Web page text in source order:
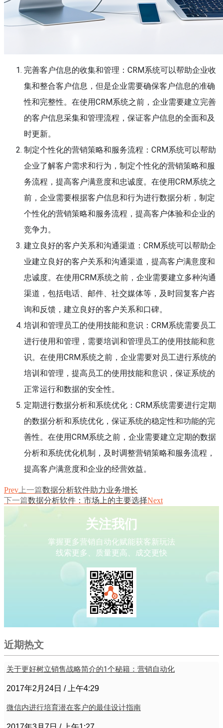
完善客户信息的收集和管理：CRM系统可以帮助企业收
集和整合客户信息，但是企业需要确保客户信息的准确
性和完整性。在使用CRM系统之前，企业需要建立完善
的客户信息采集和管理流程，保证客户信息的全面和及
时更新。
制定个性化的营销策略和服务流程：CRM系统可以帮助
企业了解客户需求和行为，制定个性化的营销策略和服
务流程，提高客户满意度和忠诚度。在使用CRM系统之
前，企业需要根据客户信息和行为进行数据分析，制定
个性化的营销策略和服务流程，提高客户体验和企业的
竞争力。
建立良好的客户关系和沟通渠道：CRM系统可以帮助企
业建立良好的客户关系和沟通渠道，提高客户满意度和
忠诚度。在使用CRM系统之前，企业需要建立多种沟通
渠道，包括电话、邮件、社交媒体等，及时回复客户咨
询和反馈，建立良好的客户关系和口碑。
培训和管理员工的使用技能和意识：CRM系统需要员工
进行使用和管理，需要培训和管理员工的使用技能和意
识。在使用CRM系统之前，企业需要对员工进行系统的
培训和管理，提高员工的使用技能和意识，保证系统的
正常运行和数据的安全性。
定期进行数据分析和系统优化：CRM系统需要进行定期
的数据分析和系统优化，保证系统的稳定性和功能的完
善性。在使用CRM系统之前，企业需要建立定期的数据
分析和系统优化机制，及时调整营销策略和服务流程，
提高客户满意度和企业的经营效益。
Prev 上一篇数据分析软件助力业务增长
下一篇数据分析软件：市场上的主要选择Next
关注我们
掌握更多营销自动化赋能获客新玩法
线索更多、质量更高、成交更快
近期热文
关于更好树立销售战略简介的1个秘籍：营销自动化
2017年2月24日 上午4:29
微信内进行培育潜在客户的最佳设计指南